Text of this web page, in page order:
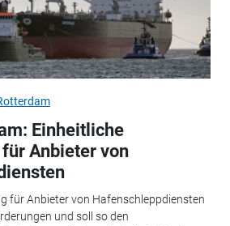
Einheitliche
Anbieter von
für Anbieter von Hafenschleppdiensten
und soll so den